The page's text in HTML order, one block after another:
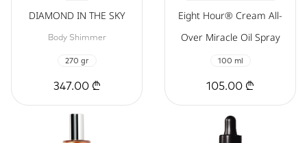
DIAMOND IN THE SKY
Body Shimmer
270 gr
347.00 ₾
Eight Hour® Cream All-
Over Miracle Oil Spray
100 ml
105.00 ₾